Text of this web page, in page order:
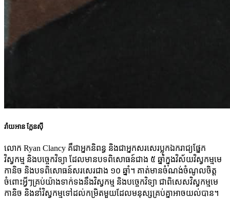
រ៉ាយអាន ក្លែនស៊ី
លោក Ryan Clancy គឺជាអ្នកនិពន្ធ និងជាអ្នកសរសេរប្លុកឯករាជ្យផ្នែក
វិស្វកម្ម និងបច្ចេកវិទ្យា ដែលមានបទពិសោធន៍ជាង ៥ ឆ្នាំក្នុងវិស័យវិស្វកម្មមេ
កានិច និងបទពិសោធន៍សរសេរជាង ១០ ឆ្នាំ។ គាត់មានចំណង់ចំណូលចិត្ត
ចំពោះអ្វីៗគ្រប់យ៉ាងទាក់ទងនឹងវិស្វកម្ម និងបច្ចេកវិទ្យា ជាពិសេសវិស្វកម្មមេ
កានិច និងនាំវិស្វកម្មទៅដល់កម្រិតមួយដែលមនុស្សគ្រប់គ្នាអាចយល់បាន។